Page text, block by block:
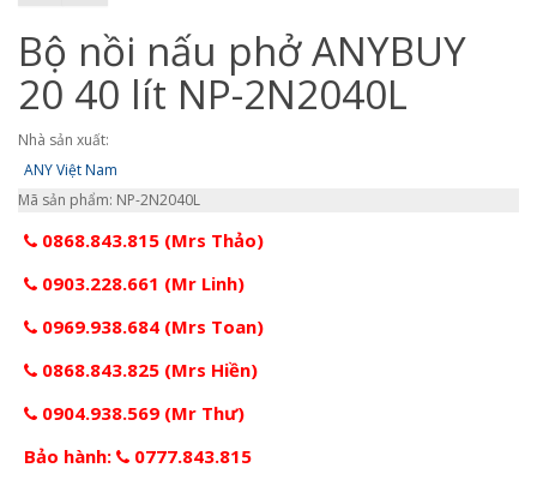
Bộ nồi nấu phở ANYBUY
20 40 lít NP-2N2040L
Nhà sản xuất:
ANY Việt Nam
Mã sản phẩm: NP-2N2040L
0868.843.815 (Mrs Thảo)
0903.228.661 (Mr Linh)
0969.938.684 (Mrs Toan)
0868.843.825 (Mrs Hiền)
0904.938.569 (Mr Thư)
Bảo hành:
0777.843.815